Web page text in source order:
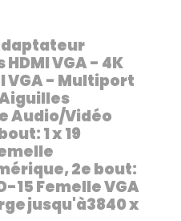
VGA - 4K
VGA - Multiport
Aiguilles
Audio/Vidéo
1 x 19
2e bout:
15 Femelle VGA
jusqu'à3840 x